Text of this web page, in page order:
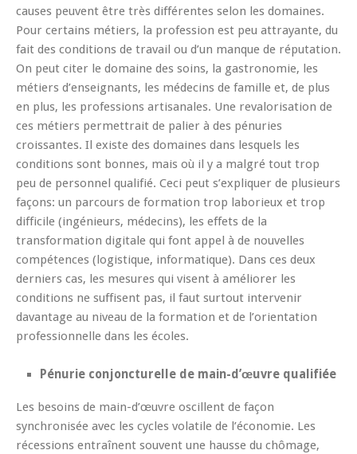
causes peuvent être très différentes selon les domaines.
Pour certains métiers, la profession est peu attrayante, du
fait des conditions de travail ou d’un manque de réputation.
On peut citer le domaine des soins, la gastronomie, les
métiers d’enseignants, les médecins de famille et, de plus
en plus, les professions artisanales. Une revalorisation de
ces métiers permettrait de palier à des pénuries
croissantes. Il existe des domaines dans lesquels les
conditions sont bonnes, mais où il y a malgré tout trop
peu de personnel qualifié. Ceci peut s’expliquer de plusieurs
façons: un parcours de formation trop laborieux et trop
difficile (ingénieurs, médecins), les effets de la
transformation digitale qui font appel à de nouvelles
compétences (logistique, informatique). Dans ces deux
derniers cas, les mesures qui visent à améliorer les
conditions ne suffisent pas, il faut surtout intervenir
davantage au niveau de la formation et de l’orientation
professionnelle dans les écoles.
Pénurie conjoncturelle de main-d’œuvre qualifiée
Les besoins de main-d’œuvre oscillent de façon
synchronisée avec les cycles volatile de l’économie. Les
récessions entraînent souvent une hausse du chômage,